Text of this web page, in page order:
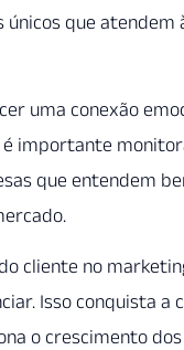
que atendem
uma conexão
é importante
que entendem
cliente no
Isso conquista a
o crescimento dos